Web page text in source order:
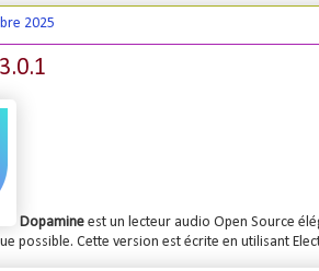
2025
Dopamine est un lecteur audio Open Source
possible. Cette version est écrite en utilisant